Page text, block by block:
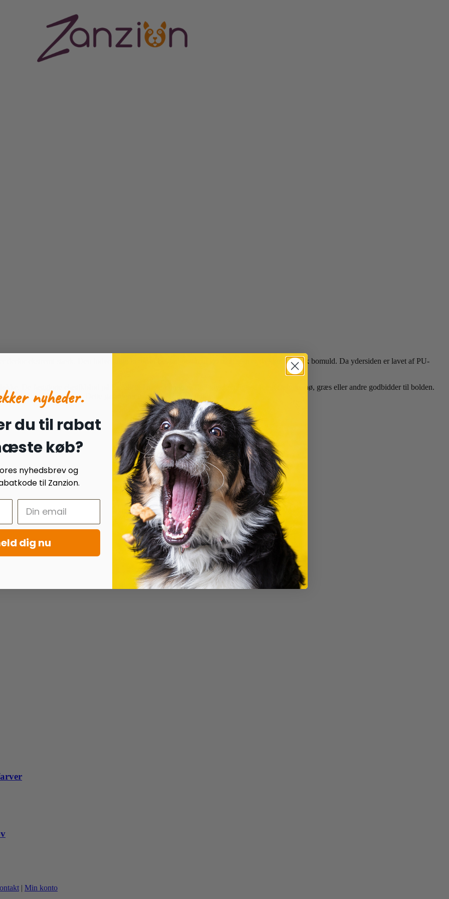
derfor ekstremt stærk. Den indvendige kerne af bolden består af gummi, som er dækket af stærk bomuld. Da ydersiden er lavet af PU-
De fastgjorte elastikbånd på Excellent Horse Fun Play Ball giver mulighed for at fastgøre hø, græs eller andre godbidder til bolden.
Fun Play Ball op. Dette garanterer masser af sjov og udfordring.
| Min konto
nyheder.
du til rabat
køb?
nyhedsbrev og
til Zanzion.
dig nu